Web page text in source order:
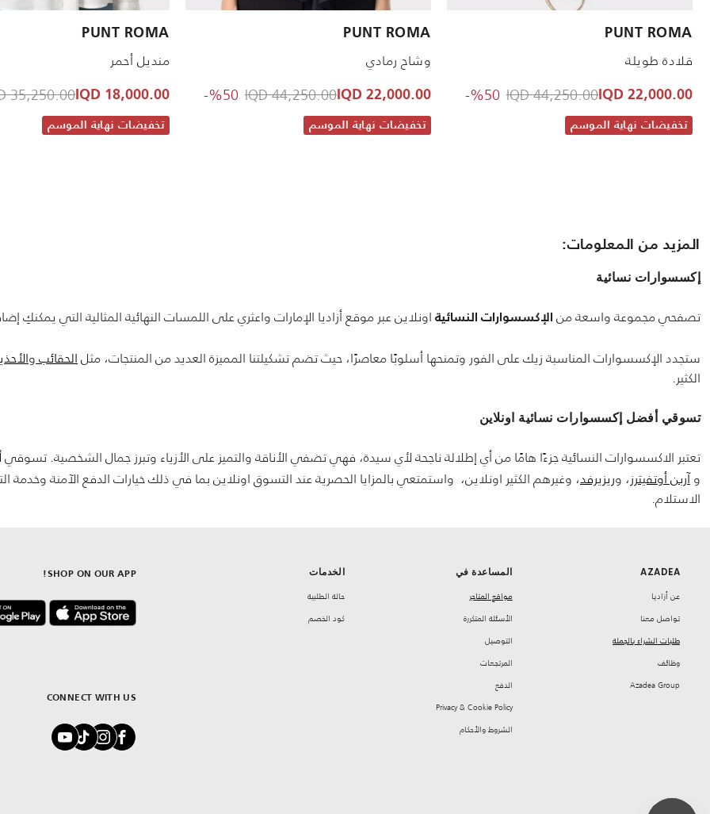
PUNT ROMA
قلادة طويلة
22,000.00 IQD
Price reduced from
44,250.00 IQD
to 22,000.00 IQD
%50-
تخفيضات نهاية الموسم
PUNT ROMA
وشاح رمادي
22,000.00 IQD
Price reduced from
44,250.00 IQD
to 22,000.00 IQD
%50-
تخفيضات نهاية الموسم
PUNT ROMA
منديل أحمر
18,000.00 IQD
from
35,250.00 IQD
تخفيضات نهاية الموسم
المزيد من المعلومات:
إكسسوارات نسائية
تصفحي مجموعة واسعة من الإكسسوارات النسائية اونلاين عبر موقع أزاديا الإمارات واعثري على اللمسات النهائية المثالية التي يمكنكِ
ستجدد الإكسسوارات المناسبة زيك على الفور وتمنحها أسلوبًا معاصرًا، حيث تضم تشكيلتنا المميزة العديد من المنتجات، مثل الحقائب و
الكثير.
تسوقي أفضل إكسسوارات نسائية اونلاين
تعتبر الاكسسوارات النسائية جزءًا هامًا من أي إطلالة ناجحة لأي سيدة، فهي تضفي الأناقة والتميز على الأزياء وتبرز جمال الشخصية. تسوقي
وآربن أوتفيترز، وريزيرفد، وغيرهم الكثير اونلاين، واستمتعي بالمزايا الحصرية عند التسوق اونلاين بما في ذلك خيارات الدفع الآمنة
الاستلام.
AZADEA
‏عن أزاديا
تواصل معنا
طلبات الشراء بالجملة
‏وظائف
Azadea Group
المساعدة في
مواقع المتاجر
‏الأسئلة المتكررة
‏التوصيل
‏المرتجعات
‏الدفع
Privacy & Cookie Policy
‏الشروط والأحكام
الخدمات
حالة الطلبية
كود الخصم
CONNECT WITH US
SHOP ON OUR APP!